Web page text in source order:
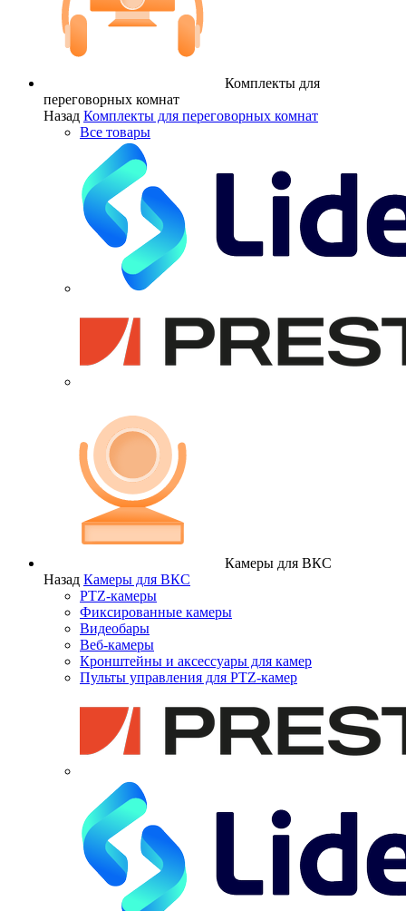
Комплекты для
переговорных комнат
Назад Комплекты для переговорных комнат
Все товары
Камеры для ВКС
Назад Камеры для ВКС
PTZ-камеры
Фиксированные камеры
Видеобары
Веб-камеры
Кронштейны и аксессуары для камер
Пульты управления для PTZ-камер